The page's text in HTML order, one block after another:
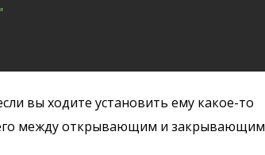
вы ходите установить ему какое-то
между открывающим и закрывающим